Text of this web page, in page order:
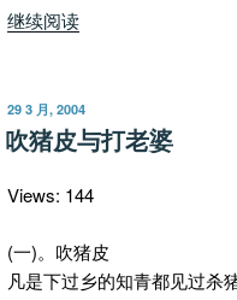
继续阅读“新
史
剧
毛
东
掴
发
布
于
29 3 月, 2004
吹猪皮与打老婆
Views: 144
(一)。吹猪皮
凡是下过乡的知青都见过杀